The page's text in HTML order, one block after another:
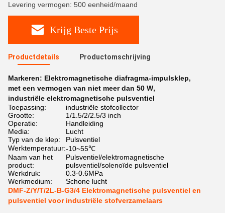
Levering vermogen: 500 eenheid/maand
Krijg Beste Prijs
Productdetails Productomschrijving
Markeren: Elektromagnetische diafragma-impulsklep,
met een vermogen van niet meer dan 50 W,
industriële elektromagnetische pulsventiel
Toepassing:
industriële stofcollector
Grootte:
1/1.5/2/2.5/3 inch
Operatie:
Handleiding
Media:
Lucht
Typ van de klep:
Pulsventiel
Werktemperatuur:-10~55℃
Naam van het
product:
Pulsventiel/elektromagnetische
pulsventiel/solenoïde pulsventiel
Werkdruk:
0.3·0.6MPa
Werkmedium:
Schone lucht
DMF-Z/Y/T/2L-B-G3/4 Elektromagnetische pulsventiel en
pulsventiel voor industriële stofverzamelaars